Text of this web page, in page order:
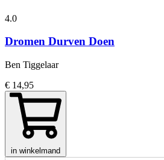
4.0
Dromen Durven Doen
Ben Tiggelaar
€ 14,95
in winkelmand